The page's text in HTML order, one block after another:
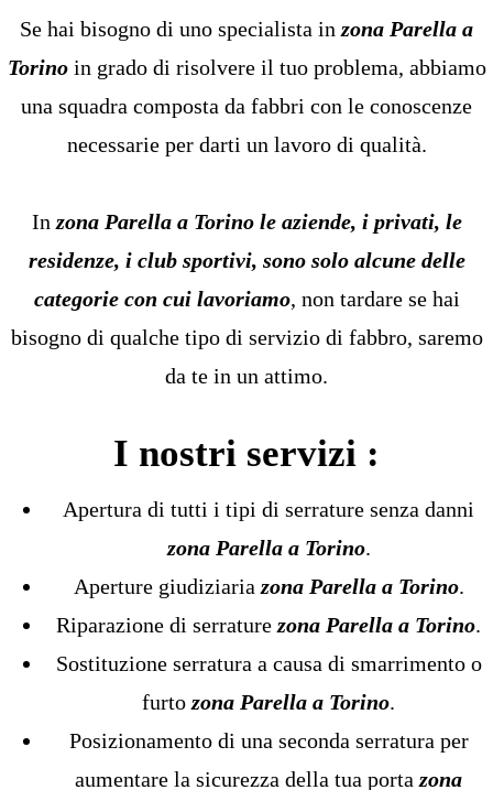
Se hai bisogno di uno specialista in zona Parella a
Torinoin grado di risolvere il tuo problema, abbiamo
una squadra composta da fabbri con le conoscenze
necessarie per darti un lavoro di qualità.
In zona Parella a Torino le aziende, i privati, le
residenze, i club sportivi, sono solo alcune delle
categorie con cui lavoriamo, non tardare se hai
bisogno di qualche tipo di servizio di fabbro, saremo
da te in un attimo.
I nostri servizi :
Apertura di tutti i tipi di serrature senza danni
zona Parella a Torino.
Aperture giudiziaria zona Parella a Torino.
Riparazione di serrature zona Parella a Torino.
Sostituzione serratura a causa di smarrimento o
furto zona Parella a Torino.
Posizionamento di una seconda serratura per
aumentare la sicurezza della tua porta zona